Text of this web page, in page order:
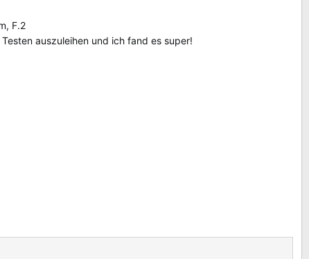
F.2
auszuleihen und ich fand es super!